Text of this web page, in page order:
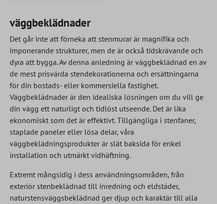
väggbeklädnader
Det går inte att förneka att stenmurar är magnifika och
imponerande strukturer, men de är också tidskrävande och
dyra att bygga. Av denna anledning är väggbeklädnad en av
de mest prisvärda stendekorationerna och ersättningarna
för din bostads- eller kommersiella fastighet.
Väggbeklädnader är den idealiska lösningen om du vill ge
din vägg ett naturligt och tidlöst utseende. Det är lika
ekonomiskt som det är effektivt. Tillgängliga i stenfaner,
staplade paneler eller lösa delar, våra
väggbeklädningsprodukter är slät baksida för enkel
installation och utmärkt vidhäftning.
Extremt mångsidig i dess användningsområden, från
exteriör stenbeklädnad till inredning och eldstäder,
naturstensväggsbeklädnad ger djup och karaktär till alla